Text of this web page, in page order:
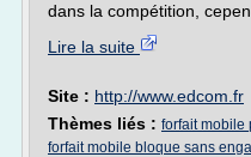
dans la compétition,
Lire la suite
Site : http://www.edcom.fr
Thèmes liés : forfait mobile
forfait mobile bloque sans